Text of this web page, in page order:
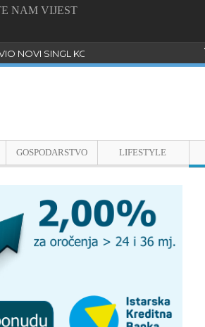
NAM VIJEST
NOVI SINGL KOJI PROGOVARA O
GOSPODARSTVO LIFESTYLE